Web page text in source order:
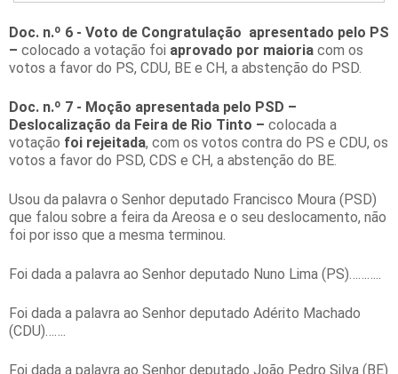
Doc. n.º 6 - Voto de Congratulação apresentado pelo PS
– colocado a votação foi aprovado por maioria com os
votos a favor do PS, CDU, BE e CH, a abstenção do PSD.
Doc. n.º 7 - Moção apresentada pelo PSD –
Deslocalização da Feira de Rio Tinto – colocada a
votação foi rejeitada, com os votos contra do PS e CDU, os
votos a favor do PSD, CDS e CH, a abstenção do BE.
Usou da palavra o Senhor deputado Francisco Moura (PSD)
que falou sobre a feira da Areosa e o seu deslocamento, não
foi por isso que a mesma terminou.
Foi dada a palavra ao Senhor deputado Nuno Lima (PS)………..
Foi dada a palavra ao Senhor deputado Adérito Machado
(CDU)…….
Foi dada a palavra ao Senhor deputado João Pedro Silva (BE)